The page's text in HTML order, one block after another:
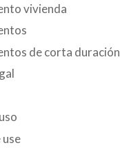
vivienda
de corta duración